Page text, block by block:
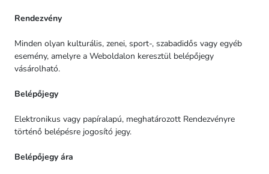
Rendezvény
Minden olyan kulturális, zenei, sport-, szabadidős vagy egyéb
esemény, amelyre a Weboldalon keresztül belépőjegy
vásárolható.
Belépőjegy
Elektronikus vagy papíralapú, meghatározott Rendezvényre
történő belépésre jogosító jegy.
Belépőjegy ára